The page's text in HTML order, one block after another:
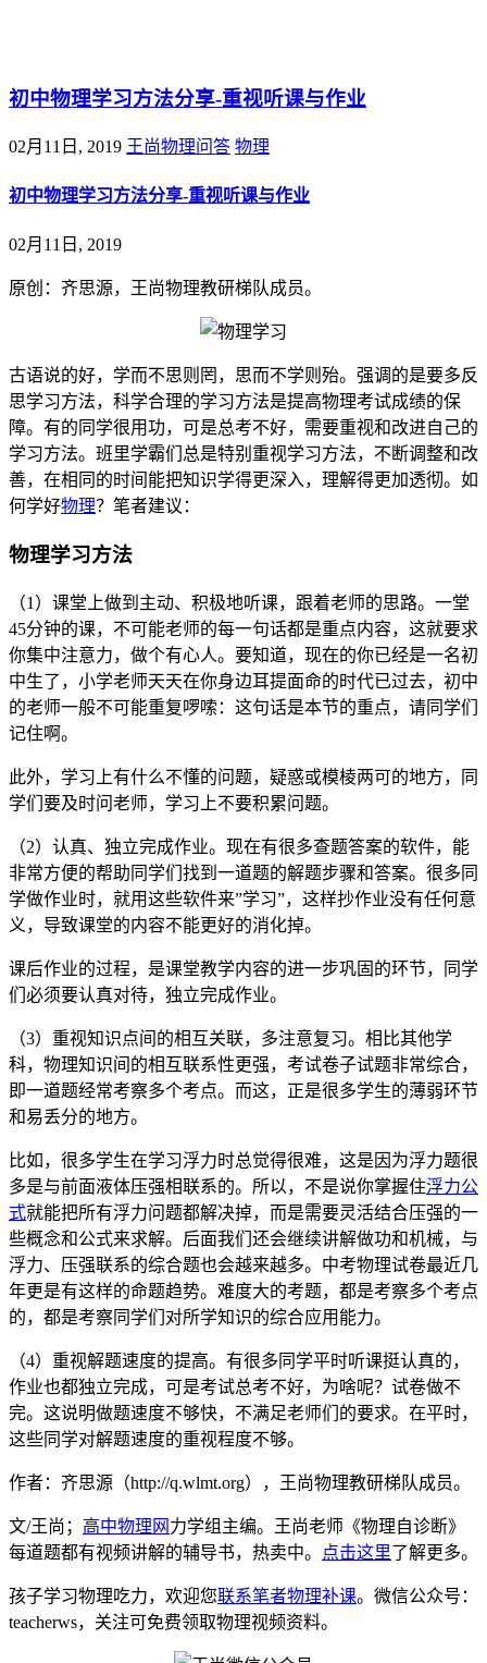
初中物理学习方法分享-重视听课与作业
02月11日, 2019 王尚物理问答 物理
初中物理学习方法分享-重视听课与作业
02月11日, 2019
原创：齐思源，王尚物理教研梯队成员。
古语说的好，学而不思则罔，思而不学则殆。强调的是要多反
思学习方法，科学合理的学习方法是提高物理考试成绩的保
障。有的同学很用功，可是总考不好，需要重视和改进自己的
学习方法。班里学霸们总是特别重视学习方法，不断调整和改
善，在相同的时间能把知识学得更深入，理解得更加透彻。如
何学好物理？笔者建议：
物理学习方法
（1）课堂上做到主动、积极地听课，跟着老师的思路。一堂
45分钟的课，不可能老师的每一句话都是重点内容，这就要求
你集中注意力，做个有心人。要知道，现在的你已经是一名初
中生了，小学老师天天在你身边耳提面命的时代已过去，初中
的老师一般不可能重复啰嗦：这句话是本节的重点，请同学们
记住啊。
此外，学习上有什么不懂的问题，疑惑或模棱两可的地方，同
学们要及时问老师，学习上不要积累问题。
（2）认真、独立完成作业。现在有很多查题答案的软件，能
非常方便的帮助同学们找到一道题的解题步骤和答案。很多同
学做作业时，就用这些软件来”学习”，这样抄作业没有任何意
义，导致课堂的内容不能更好的消化掉。
课后作业的过程，是课堂教学内容的进一步巩固的环节，同学
们必须要认真对待，独立完成作业。
（3）重视知识点间的相互关联，多注意复习。相比其他学
科，物理知识间的相互联系性更强，考试卷子试题非常综合，
即一道题经常考察多个考点。而这，正是很多学生的薄弱环节
和易丢分的地方。
比如，很多学生在学习浮力时总觉得很难，这是因为浮力题很
多是与前面液体压强相联系的。所以，不是说你掌握住浮力公
式就能把所有浮力问题都解决掉，而是需要灵活结合压强的一
些概念和公式来求解。后面我们还会继续讲解做功和机械，与
浮力、压强联系的综合题也会越来越多。中考物理试卷最近几
年更是有这样的命题趋势。难度大的考题，都是考察多个考点
的，都是考察同学们对所学知识的综合应用能力。
（4）重视解题速度的提高。有很多同学平时听课挺认真的，
作业也都独立完成，可是考试总考不好，为啥呢？试卷做不
完。这说明做题速度不够快，不满足老师们的要求。在平时，
这些同学对解题速度的重视程度不够。
作者：齐思源（http://q.wlmt.org），王尚物理教研梯队成员。
文/王尚； 高中物理网 力学组主编。王尚老师《物理自诊断》
每道题都有视频讲解的辅导书，热卖中。
点击这里了解更多。
孩子学习物理吃力，欢迎您联系笔者物理补课。微信公众号：
teacherws，关注可免费领取物理视频资料。